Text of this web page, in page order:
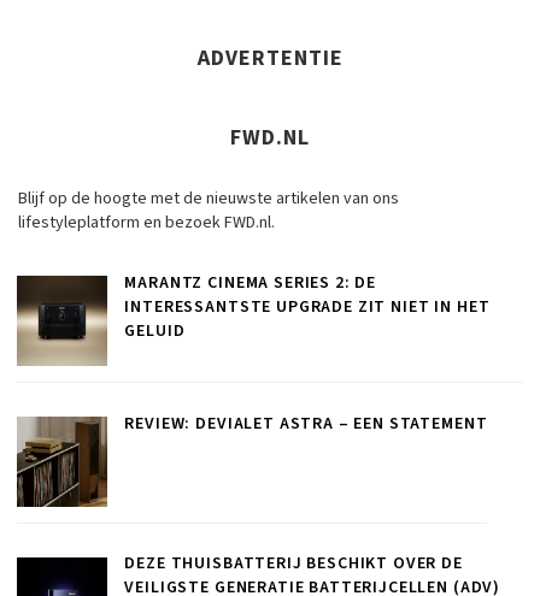
ADVERTENTIE
FWD.NL
Blijf op de hoogte met de nieuwste artikelen van ons
lifestyleplatform en bezoek FWD.nl.
MARANTZ CINEMA SERIES 2: DE
INTERESSANTSTE UPGRADE ZIT NIET IN HET
GELUID
REVIEW: DEVIALET ASTRA – EEN STATEMENT
DEZE THUISBATTERIJ BESCHIKT OVER DE
VEILIGSTE GENERATIE BATTERIJCELLEN (ADV)